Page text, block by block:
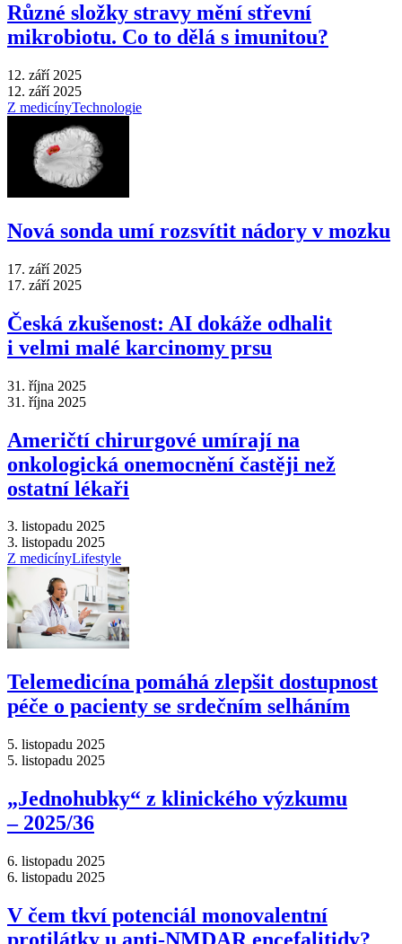
Různé složky stravy mění střevní
mikrobiotu. Co to dělá s imunitou?
12. září 2025
12. září 2025
Z medicínyTechnologie
Nová sonda umí rozsvítit nádory v mozku
17. září 2025
17. září 2025
Česká zkušenost: AI dokáže odhalit
i velmi malé karcinomy prsu
31. října 2025
31. října 2025
Američtí chirurgové umírají na
onkologická onemocnění častěji než
ostatní lékaři
3. listopadu 2025
3. listopadu 2025
Z medicínyLifestyle
Telemedicína pomáhá zlepšit dostupnost
péče o pacienty se srdečním selháním
5. listopadu 2025
5. listopadu 2025
„Jednohubky“ z klinického výzkumu
–⁠ 2025/36
6. listopadu 2025
6. listopadu 2025
V čem tkví potenciál monovalentní